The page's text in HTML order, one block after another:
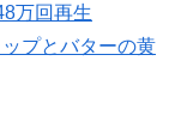
万回再生
プとバターの黄